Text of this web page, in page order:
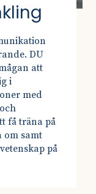
DU
att
i
med
få träna på
om samt
på